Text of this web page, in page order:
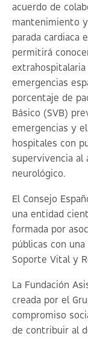
acuerdo de
mantenimiento
parada cardiaca
permitirá
extrahospitalaria
emergencias
porcentaje de
Básico (SVB)
emergencias y
hospitales con
supervivencia al
neurológico.
El Consejo
una entidad
formada por
públicas con
Soporte Vital y
La Fundación
creada por el
compromiso
de contribuir al